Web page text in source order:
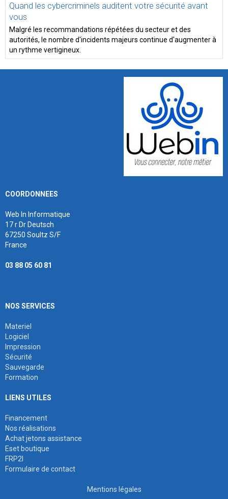
Quand les cybercriminels auditent votre sécurité avant
vous
Malgré les recommandations répétées du secteur et des
autorités, le nombre d'incidents majeurs continue d'augmenter à
un rythme vertigineux.
COORDONNEES
Web In Informatique
17 r Dr Deutsch
67250 Soultz S/F
France
03 88 05 60 81
NOS SERVICES
Materiel
Logiciel
Impression
Sécurité
Sauvegarde
Formation
LIENS UTILES
Financement
Nos réalisations
Achat jetons assistance
Eset boutique
FRP2I
Formulaire de contact
Mentions légales